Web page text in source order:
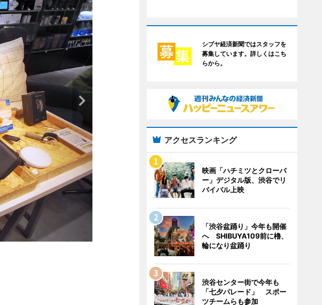
シブヤ経済新聞ではスタッフを
募集しています。詳しくはこち
らから。
アクセスランキング
映画「ハチミツとクローバ
ー」デジタル版、渋谷でリ
バイバル上映
「渋谷盆踊り」今年も開催
へ SHIBUYA109前に櫓、
輪になり盆踊り
渋谷センター街で今年も
「七夕パレード」 スポー
ツチームらも参加